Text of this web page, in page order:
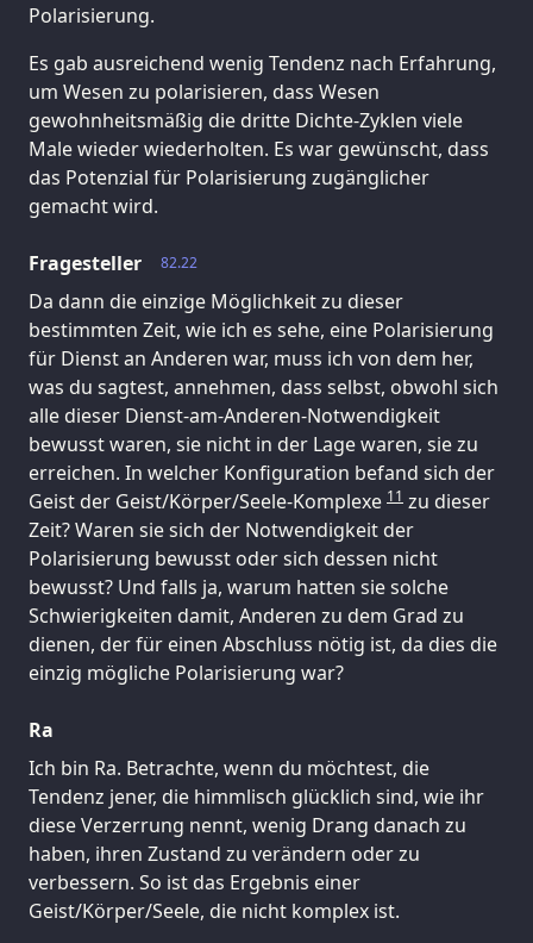
Polarisierung.
Es gab ausreichend wenig Tendenz nach Erfahrung,
um Wesen zu polarisieren, dass Wesen
gewohnheitsmäßig die dritte Dichte-Zyklen viele
Male wieder wiederholten. Es war gewünscht, dass
das Potenzial für Polarisierung zugänglicher
gemacht wird.
82.22
Fragesteller
Da dann die einzige Möglichkeit zu dieser
bestimmten Zeit, wie ich es sehe, eine Polarisierung
für Dienst an Anderen war, muss ich von dem her,
was du sagtest, annehmen, dass selbst, obwohl sich
alle dieser Dienst-am-Anderen-Notwendigkeit
bewusst waren, sie nicht in der Lage waren, sie zu
erreichen. In welcher Konfiguration befand sich der
Geist der Geist/Körper/Seele-Komplexe 11 zu dieser
Zeit? Waren sie sich der Notwendigkeit der
Polarisierung bewusst oder sich dessen nicht
bewusst? Und falls ja, warum hatten sie solche
Schwierigkeiten damit, Anderen zu dem Grad zu
dienen, der für einen Abschluss nötig ist, da dies die
einzig mögliche Polarisierung war?
Ra
Ich bin Ra. Betrachte, wenn du möchtest, die
Tendenz jener, die himmlisch glücklich sind, wie ihr
diese Verzerrung nennt, wenig Drang danach zu
haben, ihren Zustand zu verändern oder zu
verbessern. So ist das Ergebnis einer
Geist/Körper/Seele, die nicht komplex ist.